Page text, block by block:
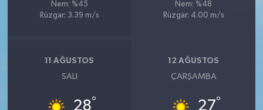
Nem: %45
Rüzgar: 3.39 m/s
Nem: %48
Rüzgar: 4.00 m/s
11 AĞUSTOS
SALI
28°
12 AĞUSTOS
ÇARŞAMBA
27°